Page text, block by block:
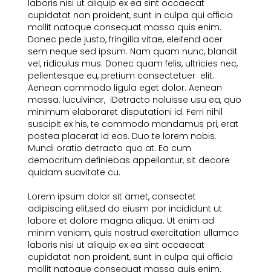
laboris nisi ut aliquip ex ea sint occaecat
cupidatat non proident, sunt in culpa qui officia
mollit natoque consequat massa quis enim.
Donec pede justo, fringilla vitae, eleifend acer
sem neque sed ipsum. Nam quam nunc, blandit
vel, ridiculus mus. Donec quam felis, ultricies nec,
pellentesque eu, pretium consectetuer elit.
Aenean commodo ligula eget dolor. Aenean
massa. luculvinar, iDetracto noluisse usu ea, quo
minimum elaboraret disputationi id. Ferri nihil
suscipit ex his, te commodo mandamus pri, erat
postea placerat id eos. Duo te lorem nobis.
Mundi oratio detracto quo at. Ea cum
democritum definiebas appellantur, sit decore
quidam suavitate cu.
Lorem ipsum dolor sit amet, consectet
adipiscing elit,sed do eiusm por incididunt ut
labore et dolore magna aliqua. Ut enim ad
minim veniam, quis nostrud exercitation ullamco
laboris nisi ut aliquip ex ea sint occaecat
cupidatat non proident, sunt in culpa qui officia
mollit natoque consequat massa quis enim.